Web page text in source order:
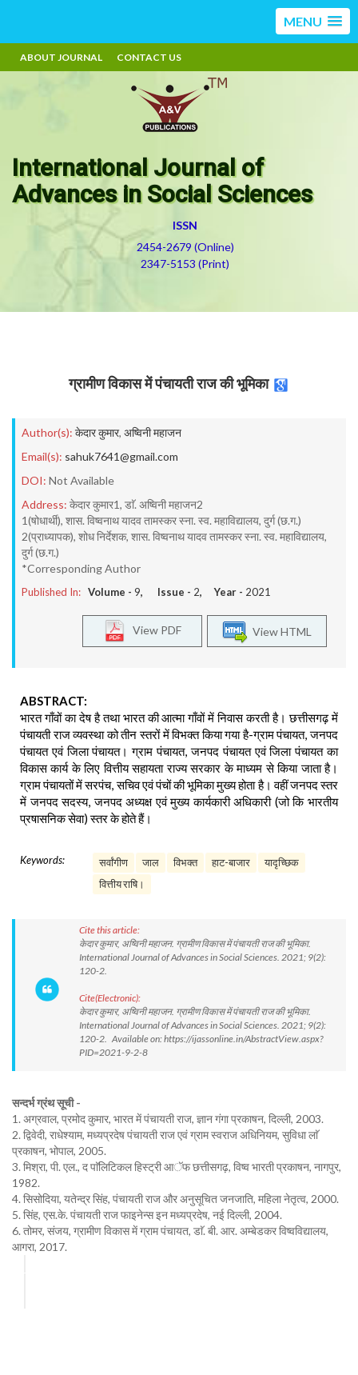
MENU
ABOUT JOURNAL CONTACT US
International Journal of
Advances in Social Sciences
ISSN
2454-2679 (Online)
2347-5153 (Print)
ग्रामीण विकास में पंचायती राज की भूमिका
Author(s): केदार कुमार, अष्विनी महाजन
Email(s): sahuk7641@gmail.com
DOI: Not Available
Address: केदार कुमार1, डाॅ. अष्विनी महाजन2
1(षोधार्थी), शास. विष्वनाथ यादव तामस्कर स्ना. स्व. महाविद्यालय, दुर्ग (छ.ग.)
2(प्राध्यापक), शोध निर्देशक, शास. विष्वनाथ यादव तामस्कर स्ना. स्व. महाविद्यालय,
दुर्ग (छ.ग.)
*Corresponding Author
Published In: Volume - 9, Issue - 2, Year - 2021
View HTML
View PDF
ABSTRACT:
भारत गाँवों का देष है तथा भारत की आत्मा गाँवों में निवास करती है। छत्तीसगढ़ में
पंचायती राज व्यवस्था को तीन स्तरों में विभक्त किया गया है-ग्राम पंचायत, जनपद
पंचायत एवं जिला पंचायत। ग्राम पंचायत, जनपद पंचायत एवं जिला पंचायत का
विकास कार्य के लिए वित्तीय सहायता राज्य सरकार के माध्यम से किया जाता है।
ग्राम पंचायतों में सरपंच, सचिव एवं पंचों की भूमिका मुख्य होता है। वहीं जनपद स्तर
में जनपद सदस्य, जनपद अध्यक्ष एवं मुख्य कार्यकारी अधिकारी (जो कि भारतीय
प्रषासनिक सेवा) स्तर के होते हैं।
Keywords: सर्वांगीण जाल विभक्त हाट-बाजार
यादृच्छिक
वित्तीय राषि।
Cite this article:
केदार कुमार, अष्विनी महाजन. ग्रामीण विकास में पंचायती राज की भूमिका.
International Journal of Advances in Social Sciences. 2021; 9(2):
120-2.
Cite(Electronic):
केदार कुमार, अष्विनी महाजन. ग्रामीण विकास में पंचायती राज की भूमिका.
International Journal of Advances in Social Sciences. 2021; 9(2):
120-2. Available on: https://ijassonline.in/AbstractView.aspx?
PID=2021-9-2-8
सन्दर्भ ग्रंथ सूची -
1. अग्रवाल, प्रमोद कुमार, भारत में पंचायती राज, ज्ञान गंगा प्रकाषन, दिल्ली, 2003.
2. द्विवेदी, राधेश्याम, मध्यप्रदेष पंचायती राज एवं ग्राम स्वराज अधिनियम, सुविधा लाॅ
प्रकाषन, भोपाल, 2005.
3. मिश्रा, पी. एल., द पाॅलिटिकल हिस्ट्री आॅफ छत्तीसगढ़, विष्व भारती प्रकाषन, नागपुर,
1982.
4. सिसोदिया, यतेन्द्र सिंह, पंचायती राज और अनुसूचित जनजाति, महिला नेतृत्व, 2000.
5. सिंह, एस.के. पंचायती राज फाइनेन्स इन मध्यप्रदेष, नई दिल्ली, 2004.
6. तोमर, संजय, ग्रामीण विकास में ग्राम पंचायत, डाॅ. बी. आर. अम्बेडकर विष्वविद्यालय,
आगरा, 2017.